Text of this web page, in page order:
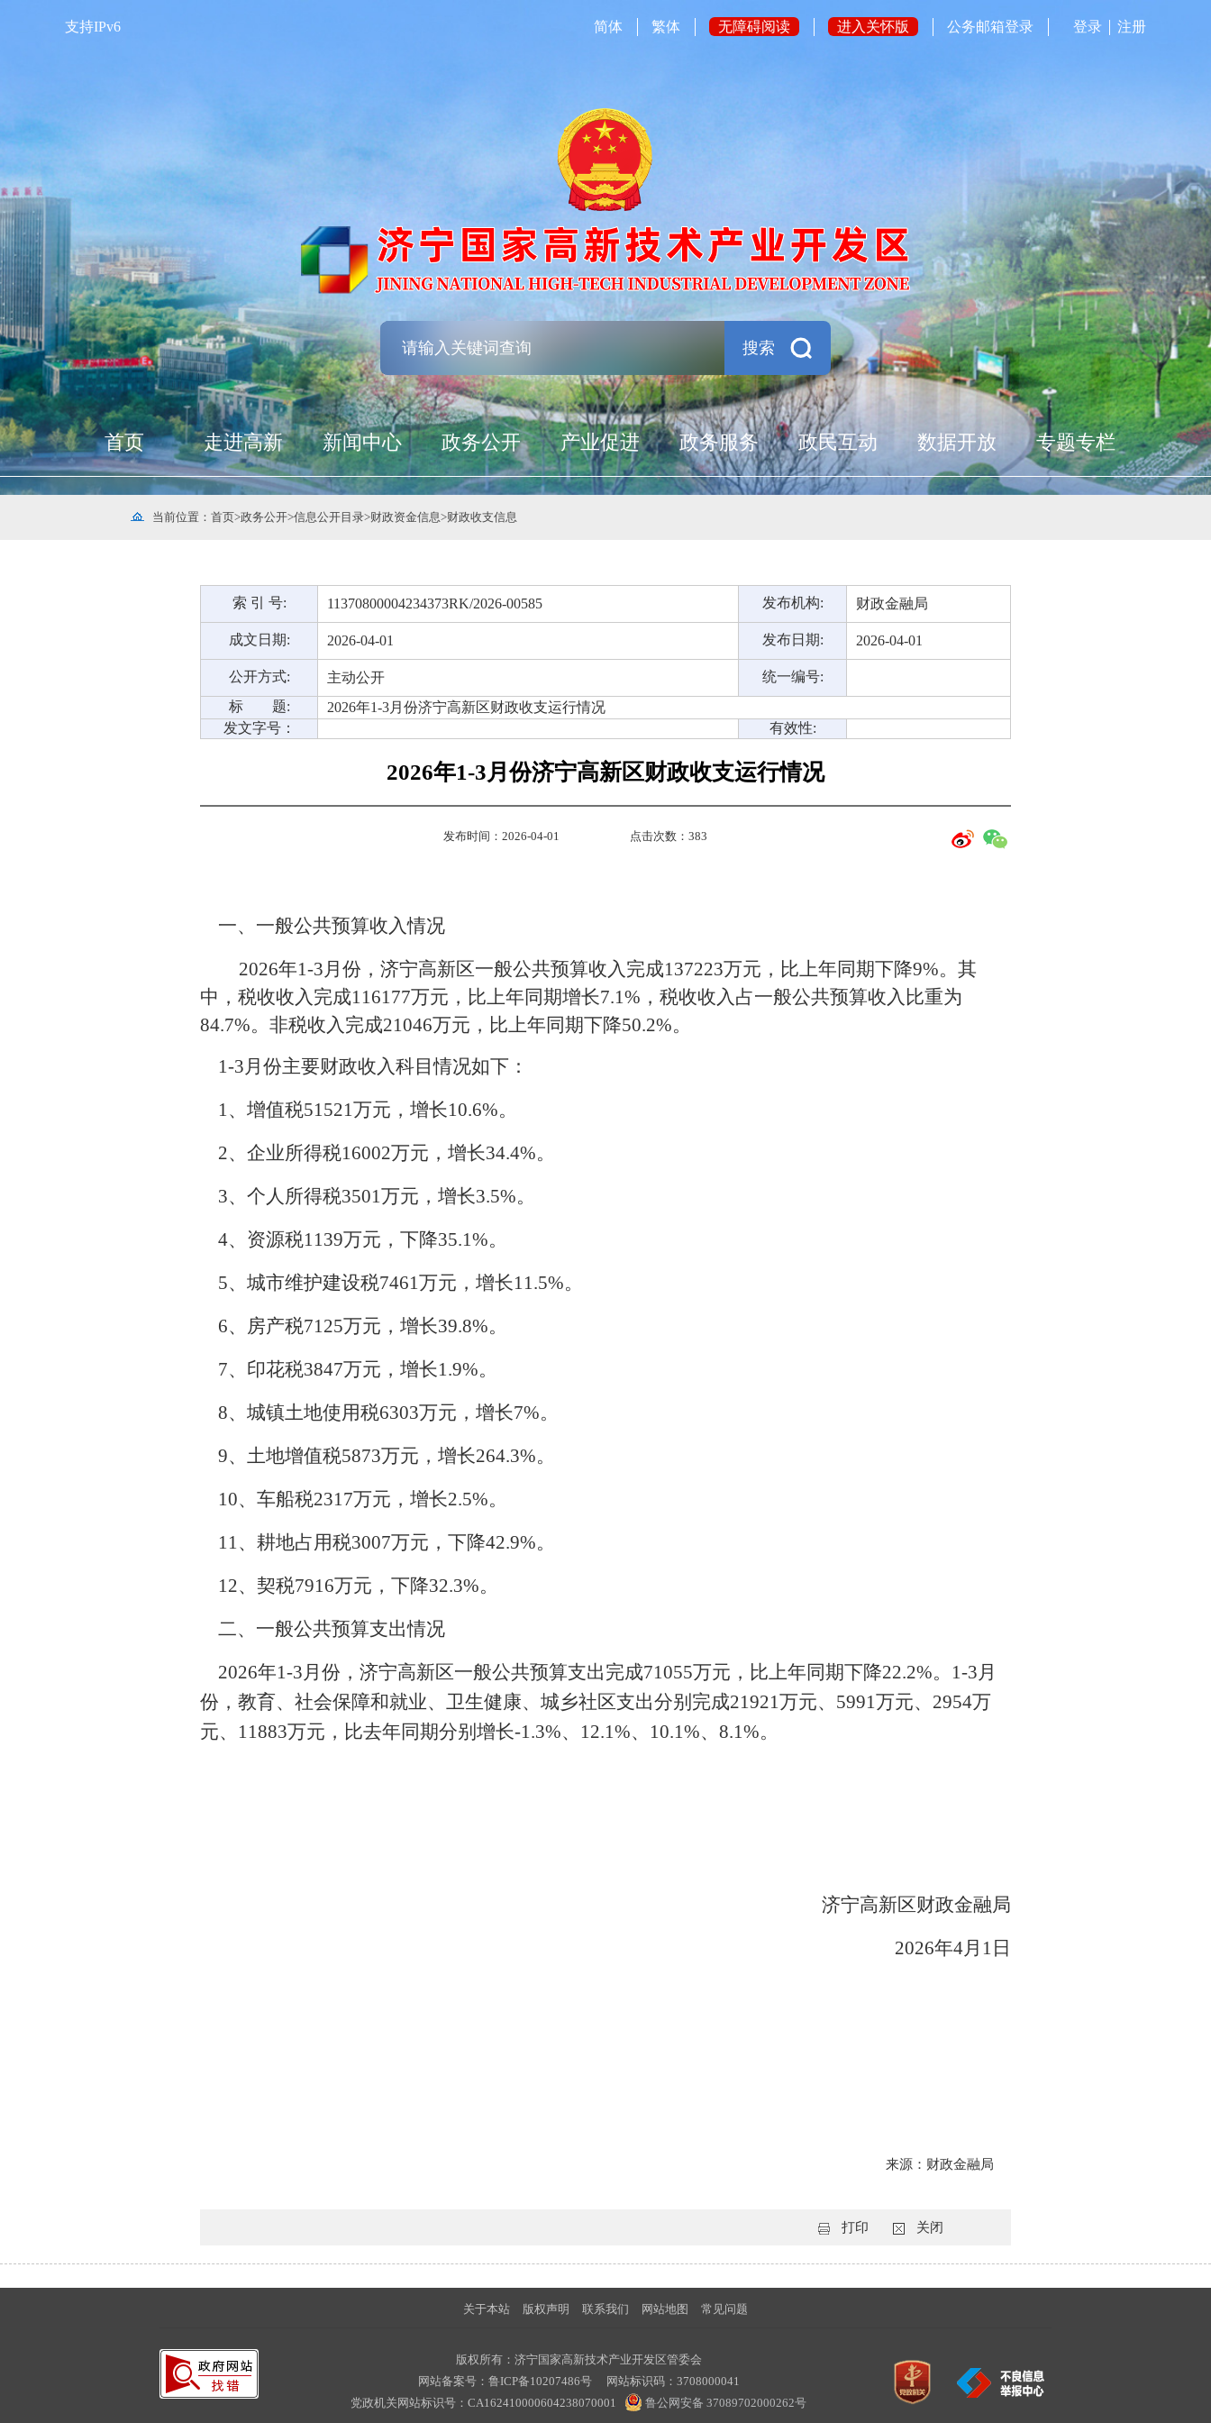
支持IPv6 简体 繁体 无障碍阅读 进入关怀版 公务邮箱登录 登录 注册
搜索
首页 走进高新 新闻中心 政务公开 产业促进 政务服务 政民互动 数据开放 专题专栏
当前位置： 首页>政务公开>信息公开目录>财政资金信息>财政收支信息
索 引 号: 11370800004234373RK/2026-00585 发布机构: 财政金融局
成文日期: 2026-04-01 发布日期: 2026-04-01
公开方式: 主动公开
统一编号:
标 题:
2026年1-3月份济宁高新区财政收支运行情况
发文字号：
有效性:
2026年1-3月份济宁高新区财政收支运行情况
发布时间：2026-04-01 点击次数： 383
一、一般公共预算收入情况
2026年1-3月份，济宁高新区一般公共预算收入完成137223万元，比上年同期下降9%。其
中，税收收入完成116177万元，比上年同期增长7.1%，税收收入占一般公共预算收入比重为
84.7%。非税收入完成21046万元，比上年同期下降50.2%。
1-3月份主要财政收入科目情况如下：
1、增值税51521万元，增长10.6%。
2、企业所得税16002万元， 增长34.4%。
3、个人所得税3501万元，增长3.5%。
4、资源税1139万元， 下降35.1%。
5、城市维护建设税7461万元，增长11.5%。
6、房产税7125万元，增长39.8%。
7、印花税3847万元，增长1.9%。
8、城镇土地使用税6303万元，增长7%。
9、土地增值税5873万元，增长264.3%。
10、车船税2317万元，增长2.5%。
11、耕地占用税3007万元，下降42.9%。
12、契税7916万元，下降32.3%。
二、一般公共预算支出情况
2026年1-3月份，济宁高新区一般公共预算支出完成71055万元，比上年同期下降22.2%。1-3月
份，教育、社会保障和就业、卫生健康、城乡社区支出分别完成21921万元、5991万元、2954万
元、11883万元，比去年同期分别增长-1.3%、12.1%、10.1%、8.1%。
济宁高新区财政金融局
2026年4月1日
来源：财政金融局
打印 关闭
关于本站 版权声明 联系我们 网站地图 常见问题
版权所有：济宁国家高新技术产业开发区管委会
网站备案号： 鲁ICP备10207486号网站标识码：3708000041
党政机关网站标识号：CA162410000604238070001
鲁公网安备 37089702000262号